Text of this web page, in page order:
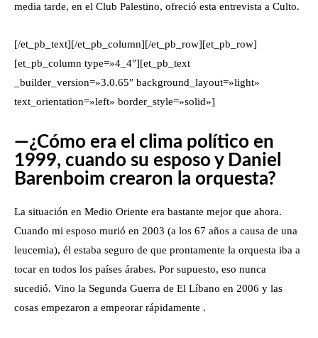
media tarde, en el Club Palestino, ofreció esta entrevista a Culto.
[/et_pb_text][/et_pb_column][/et_pb_row][et_pb_row]
[et_pb_column type=»4_4″][et_pb_text
_builder_version=»3.0.65″ background_layout=»light»
text_orientation=»left» border_style=»solid»]
—¿Cómo era el clima político en
1999, cuando su esposo y Daniel
Barenboim crearon la orquesta?
La situación en Medio Oriente era bastante mejor que ahora.
Cuando mi esposo murió en 2003 (a los 67 años a causa de una
leucemia), él estaba seguro de que prontamente la orquesta iba a
tocar en todos los países árabes. Por supuesto, eso nunca
sucedió. Vino la Segunda Guerra de El Líbano en 2006 y las
cosas empezaron a empeorar rápidamente .